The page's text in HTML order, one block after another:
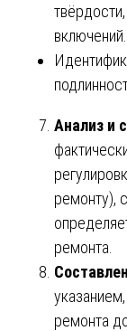
включений.
Анализ и
ремонту),
ремонта.
ремонта